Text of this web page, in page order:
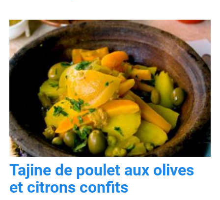
Tajine de poulet aux olives
et citrons confits